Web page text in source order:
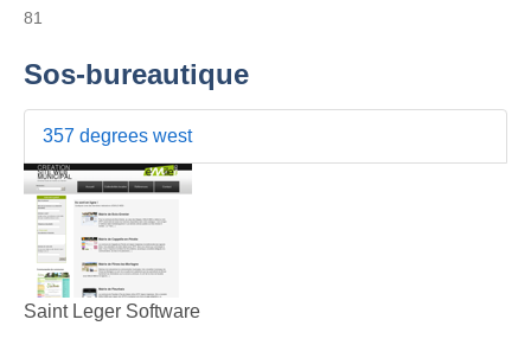
81
Sos-bureautique
357 degrees west
Saint Leger Software